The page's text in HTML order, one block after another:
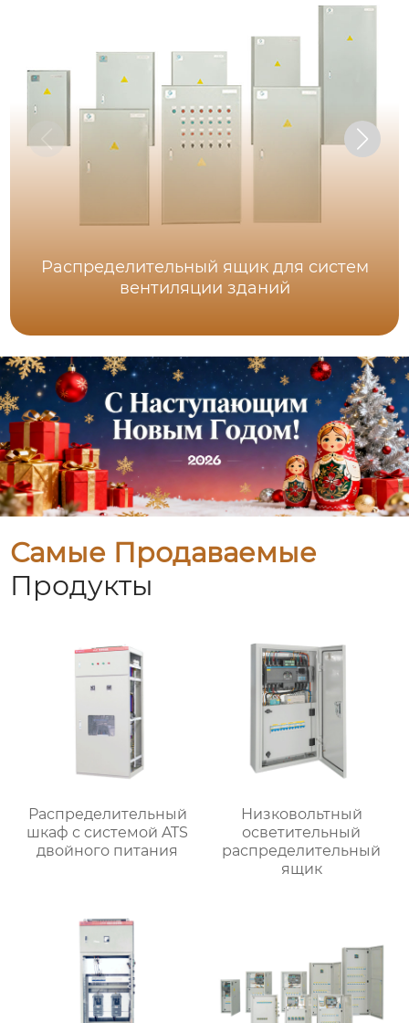
Распределительный ящик для систем
вентиляции зданий
Самые Продаваемые
Продукты
Распределительный
шкаф с системой ATS
двойного питания
Низковольтный
осветительный
распределительный
ящик